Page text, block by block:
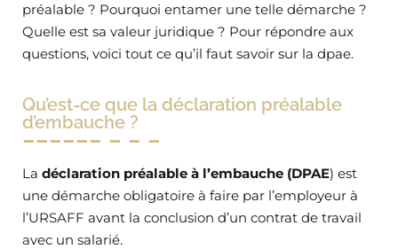
préalable ? Pourquoi entamer une telle démarche ?
Quelle est sa valeur juridique ? Pour répondre aux
questions, voici tout ce qu’il faut savoir sur la dpae.
Qu’est-ce que la déclaration préalable
d’embauche ?
La déclaration préalable à l’embauche (DPAE) est
une démarche obligatoire à faire par l’employeur à
l’URSAFF avant la conclusion d’un contrat de travail
avec un salarié.